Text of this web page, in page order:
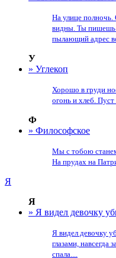
На улице полночь.
видны. Ты пишешь
пылающий адрес
У
» Углекоп
Хорошо в груди
огонь и хлеб.
Ф
» Философское
Мы с тобою
На прудах на
Я
Я
» Я видел девочку
Я видел девочку
глазами, навсегда
спала....